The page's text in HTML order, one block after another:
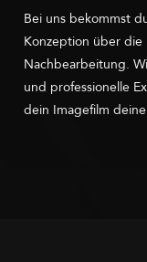
Bei uns bekommst
Konzeption über die
Nachbearbeitung.
und professionelle
dein Imagefilm